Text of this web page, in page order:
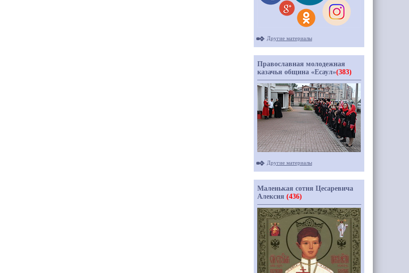
Другие материалы
Православная молодежная
казачья община «Есаул»(383)
Другие материалы
Маленькая сотня Цесаревича
Алексия (436)